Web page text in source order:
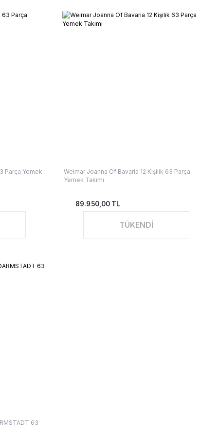
Parça Yemek
Weimar Joanna Of Bavaria 12 Kişilik 63 Parça
Yemek Takımı
89.950,00 TL
TÜKENDİ
63